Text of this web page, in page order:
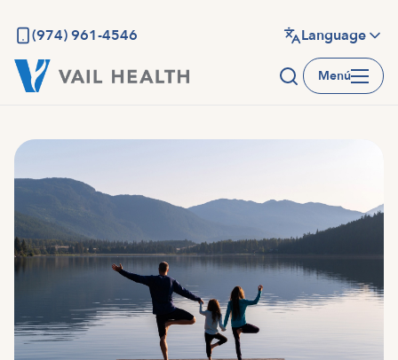
contenido
principal
(974) 961-4546 Language
Menú